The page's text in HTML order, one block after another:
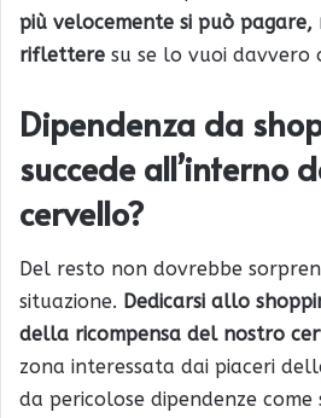
più velocemente si può pagare,
riflettere su se lo vuoi davvero
Dipendenza da
succede all’interno
cervello?
Del resto non dovrebbe
situazione. Dedicarsi allo
della ricompensa del nostro
zona interessata dai piaceri
da pericolose dipendenze